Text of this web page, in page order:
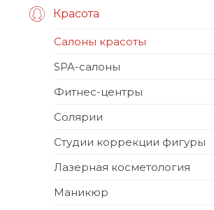
Красота
Салоны красоты
SPA-салоны
Фитнес-центры
Солярии
Студии коррекции фигуры
Лазерная косметология
Маникюр